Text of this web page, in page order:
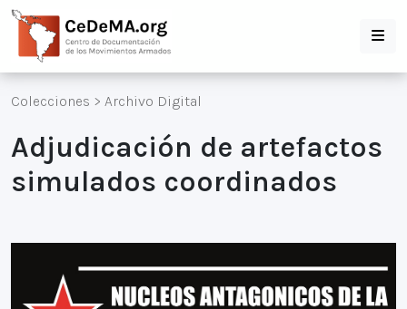
Colecciones > Archivo Digital
Adjudicación de artefactos
simulados coordinados